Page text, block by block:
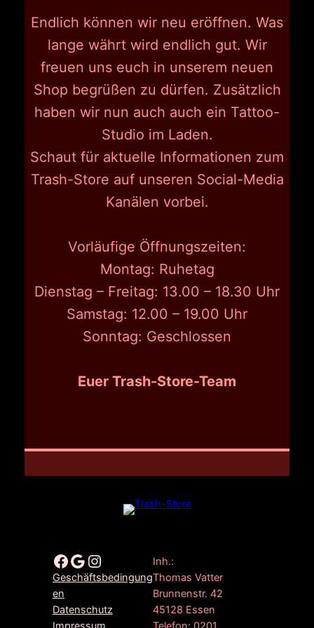
Endlich können wir neu eröffnen. Was
lange währt wird endlich gut. Wir
freuen uns euch in unserem neuen
Shop begrüßen zu dürfen. Zusätzlich
haben wir nun auch auch ein Tattoo-
Studio im Laden.
Schaut für aktuelle Informationen zum
Trash-Store auf unseren Social-Media
Kanälen vorbei.
Vorläufige Öffnungszeiten:
Montag: Ruhetag
Dienstag – Freitag: 13.00 – 18.30 Uhr
Samstag: 12.00 – 19.00 Uhr
Sonntag: Geschlossen
Euer Trash-Store-Team
Facebook Google Instagram
Geschäftsbedingung
en
Datenschutz
Inh.:
Thomas Vatter
Brunnenstr. 42
45128 Essen